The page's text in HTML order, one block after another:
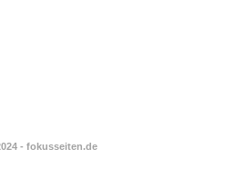
- fokusseiten.de